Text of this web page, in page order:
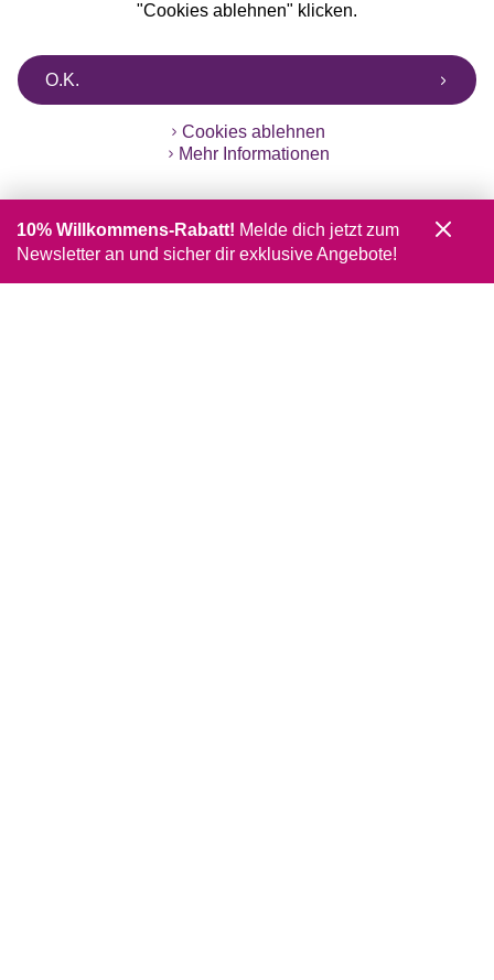
"Cookies ablehnen" klicken.
O.K.
Cookies ablehnen
Mehr Informationen
10% Willkommens-Rabatt! Melde dich jetzt zum
Newsletter an und sicher dir exklusive Angebote!